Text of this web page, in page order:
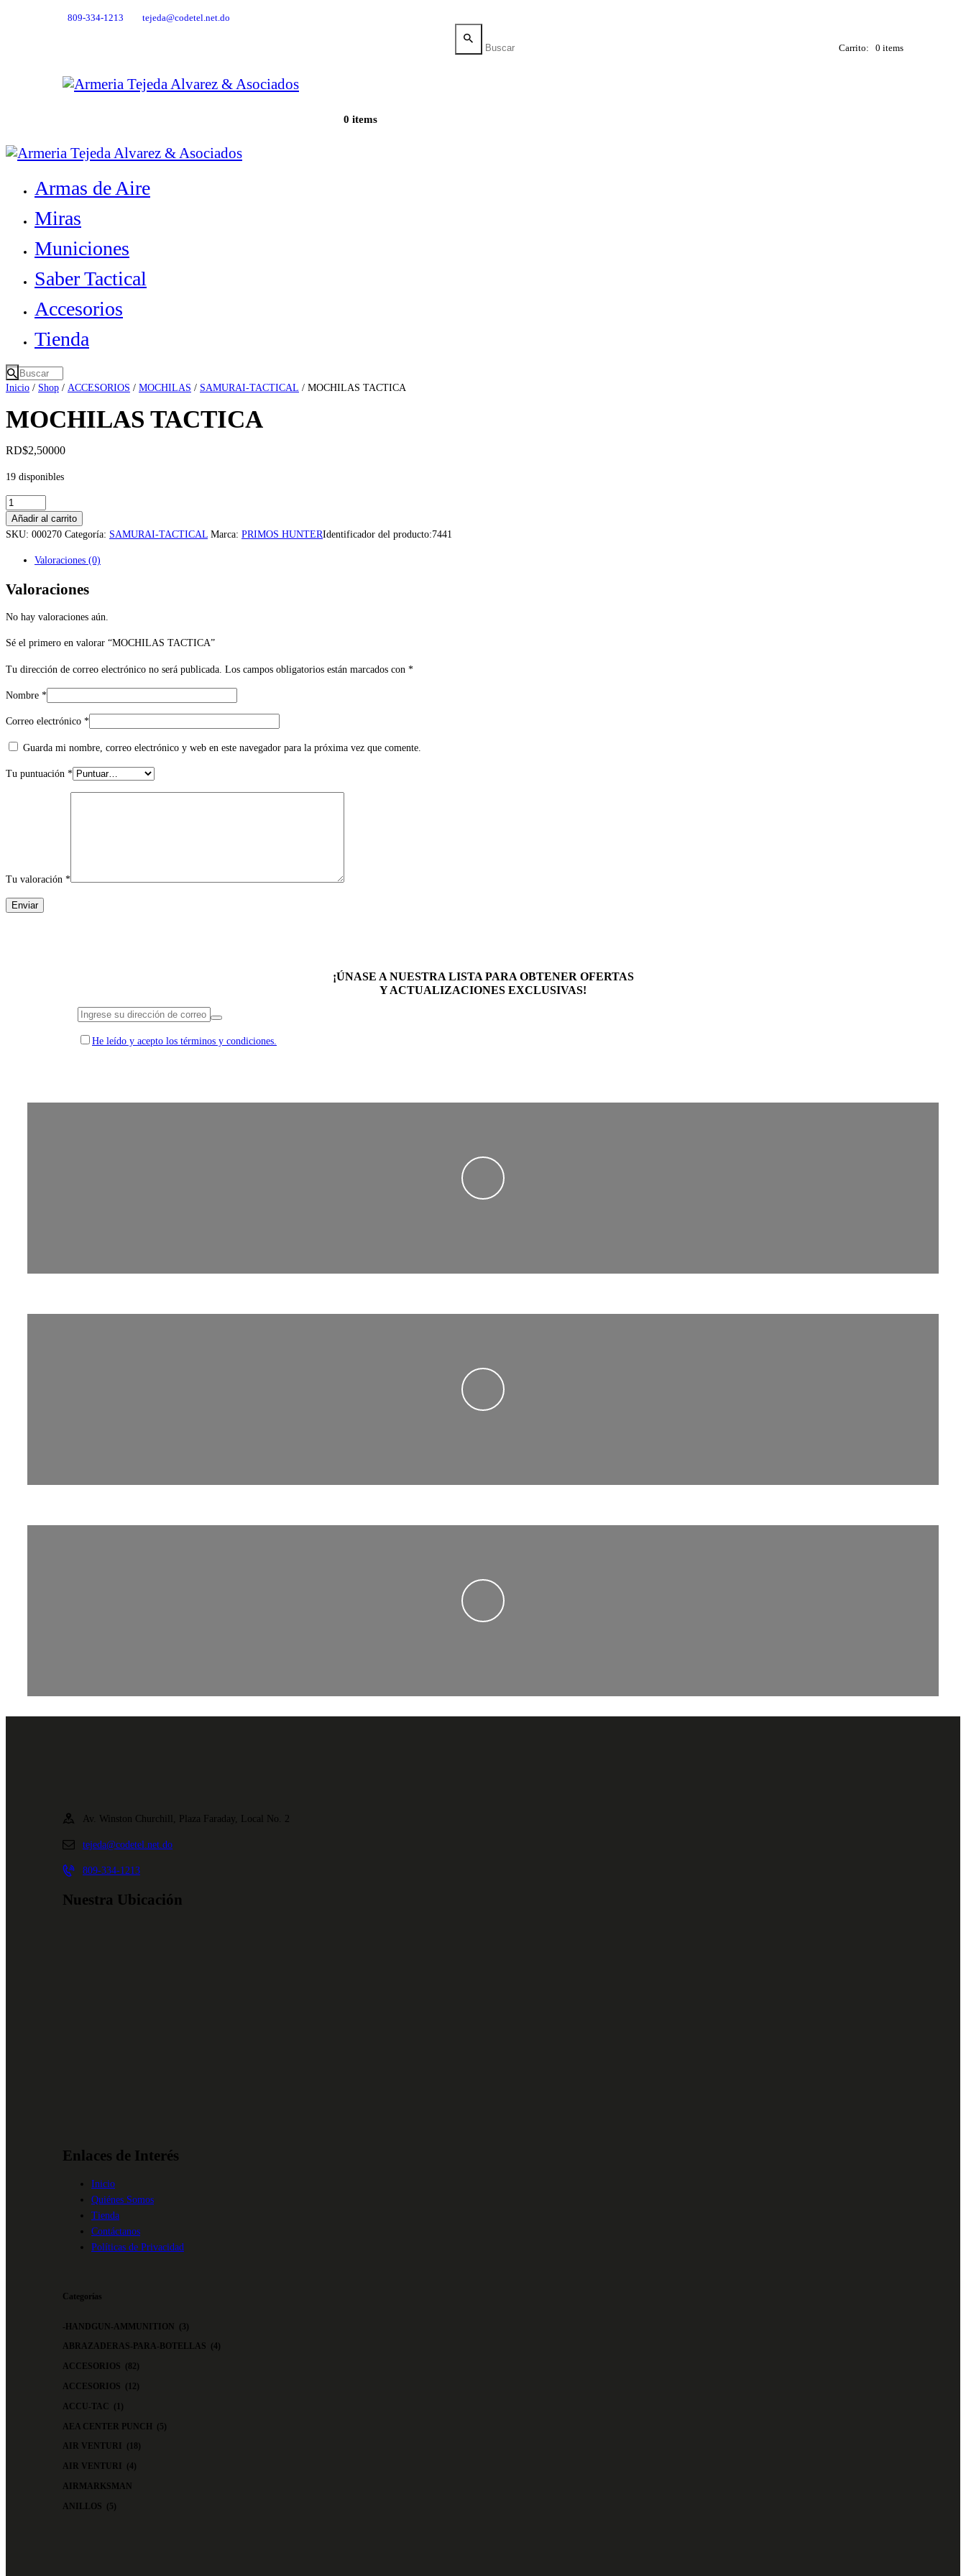
809-334-1213 tejeda@codetel.net.do
Carrito: 0 items
0 items
Armas de Aire
Miras
Municiones
Saber Tactical
Accesorios
Tienda
Inicio / Shop / ACCESORIOS / MOCHILAS / SAMURAI-TACTICAL / MOCHILAS TACTICA
MOCHILAS TACTICA
RD$2,50000
19 disponibles
MOCHILAS
TACTICA
cantidad
Añadir al carrito
SKU: 000270 Categoría: SAMURAI-TACTICAL Marca: PRIMOS HUNTERIdentificador del producto:7441
Valoraciones (0)
Valoraciones
No hay valoraciones aún.
Sé el primero en valorar “MOCHILAS TACTICA”
Tu dirección de correo electrónico no será publicada. Los campos obligatorios están marcados con *
Nombre *
Correo electrónico *
Guarda mi nombre, correo electrónico y web en este navegador para la próxima vez que comente.
Tu puntuación *
Tu valoración *
¡ÚNASE A NUESTRA LISTA PARA OBTENER OFERTAS
Y ACTUALIZACIONES EXCLUSIVAS!
He leído y acepto los términos y condiciones.
Av. Winston Churchill, Plaza Faraday, Local No. 2
tejeda@codetel.net.do
809-334-1213
Nuestra Ubicación
Enlaces de Interés
Inicio
Quiénes Somos
Tienda
Contáctanos
Políticas de Privacidad
Categorías
-HANDGUN-AMMUNITION (3)
ABRAZADERAS-PARA-BOTELLAS (4)
ACCESORIOS (82)
ACCESORIOS (12)
ACCU-TAC (1)
AEA CENTER PUNCH (5)
AIR VENTURI (18)
AIR VENTURI (4)
AIRMARKSMAN
ANILLOS (5)